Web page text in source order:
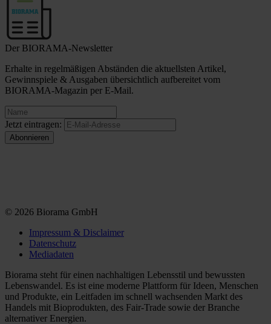
Der BIORAMA-Newsletter
Erhalte in regelmäßigen Abständen die aktuellsten Artikel,
Gewinnspiele & Ausgaben übersichtlich aufbereitet vom
BIORAMA-Magazin per E-Mail.
Jetzt eintragen:
© 2026 Biorama GmbH
Impressum & Disclaimer
Datenschutz
Mediadaten
Biorama steht für einen nachhaltigen Lebensstil und bewussten
Lebenswandel. Es ist eine moderne Plattform für Ideen, Menschen
und Produkte, ein Leitfaden im schnell wachsenden Markt des
Handels mit Bioprodukten, des Fair-Trade sowie der Branche
alternativer Energien.